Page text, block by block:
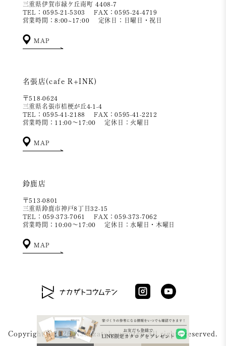
三重県伊賀市緑ケ丘南町 4408-7
TEL：0595-21-5303
FAX：0595-24-4719
営業時間：8:00~17:00
定休日：日曜日・祝日
MAP
名張店(cafe R+INK)
〒518-0624
三重県名張市桔梗が丘4-1-4
TEL：0595-41-2188
FAX：0595-41-2212
営業時間：11:00～17:00
定休日：火曜日
MAP
鈴鹿店
〒513-0801
三重県鈴鹿市神戸8丁目32-15
TEL：059-373-7061
FAX：059-373-7062
営業時間：10:00～17:00
定休日：水曜日・木曜日
MAP
Copyright ©2026 Nakazatokoumuten All rights reserved.